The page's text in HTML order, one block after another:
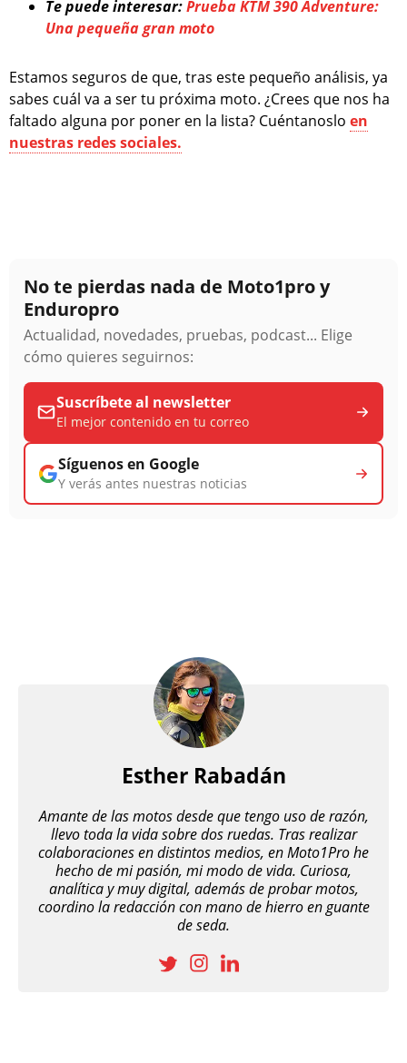
Te puede interesar:Prueba KTM 390 Adventure:
Una pequeña gran moto
Estamos seguros de que, tras este pequeño análisis, ya
sabes cuál va a ser tu próxima moto. ¿Crees que nos ha
faltado alguna por poner en la lista? Cuéntanoslo en
nuestras redes sociales.
No te pierdas nada de Moto1pro y
Enduropro
Actualidad, novedades, pruebas, podcast... Elige
cómo quieres seguirnos:
Suscríbete al newsletter
El mejor contenido en tu correo
Síguenos en Google
Y verás antes nuestras noticias
Esther Rabadán
Amante de las motos desde que tengo uso de razón,
llevo toda la vida sobre dos ruedas. Tras realizar
colaboraciones en distintos medios, en Moto1Pro he
hecho de mi pasión, mi modo de vida. Curiosa,
analítica y muy digital, además de probar motos,
coordino la redacción con mano de hierro en guante
de seda.